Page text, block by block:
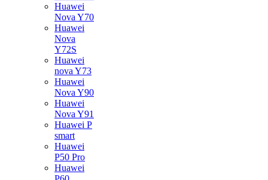
Huawei
Nova Y70
Huawei
Nova
Y72S
Huawei
nova Y73
Huawei
Nova Y90
Huawei
Nova Y91
Huawei P
smart
Huawei
P50 Pro
Huawei